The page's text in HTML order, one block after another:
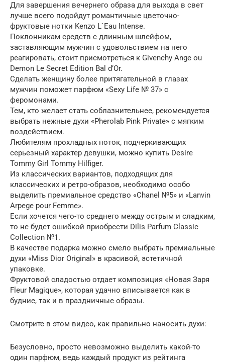
Для завершения вечернего образа для выхода в свет
лучше всего подойдут романтичные цветочно-
фруктовые нотки Kenzo L`Eau Intense.
Поклонникам средств с длинным шлейфом,
заставляющим мужчин с удовольствием на него
реагировать, стоит присмотреться к Givenchy Ange ou
Demon Le Secret Edition Bal d’Or.
Сделать женщину более притягательной в глазах
мужчин поможет парфюм «Sexy Life № 37» с
феромонами.
Тем, кто желает стать соблазнительнее, рекомендуется
выбрать нежные духи «Pherolab Pink Private» с мягким
воздействием.
Любителям прохладных ноток, подчеркивающих
серьезный характер девушки, можно купить Desire
Tommy Girl Tommy Hilfiger.
Из классических вариантов, подходящих для
классических и ретро-образов, необходимо особо
выделить премиальное средство «Chanel №5» и «Lanvin
Arpege pour Femme».
Если хочется чего-то среднего между острым и сладким,
то не будет ошибкой приобрести Dilis Parfum Classic
Collection №1.
В качестве подарка можно смело выбрать премиальные
духи «Miss Dior Original» в красивой, эстетичной
упаковке.
Фруктовой сладостью отдает композиция «Новая Заря
Fleur Magique», которая удачно вписывается как в
будние, так и в праздничные образы.
Смотрите в этом видео, как правильно наносить духи:
Безусловно, просто невозможно выделить какой-то
один парфюм, ведь каждый продукт из рейтинга